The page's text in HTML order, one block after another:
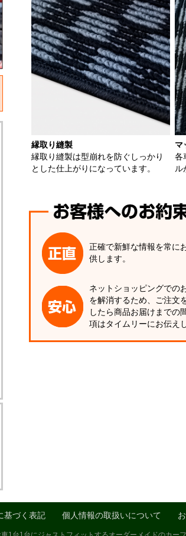
縁取り縫製
縁取り縫製は型崩れを防ぐしっかり
とした仕上がりになっています。
マ
各
ル
正確で新鮮な情報を常に
供します。
ネットショッピングでの
を解消するため、ご注文
したら商品お届けまでの
項はタイムリーにお伝え
基づく表記 個人情報の取扱いについて